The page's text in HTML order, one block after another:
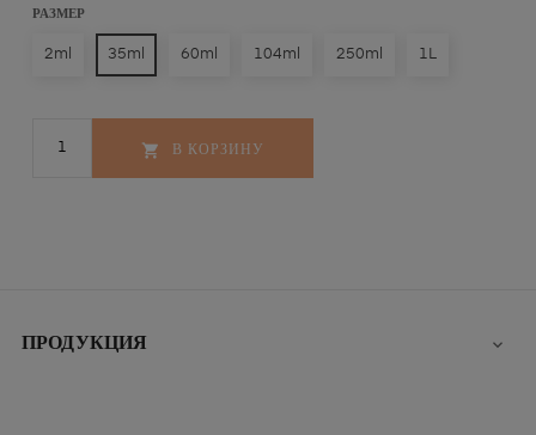
РАЗМЕР
2ml 35ml 60ml 104ml 250ml 1L
 В КОРЗИНУ
ПРОДУКЦИЯ 